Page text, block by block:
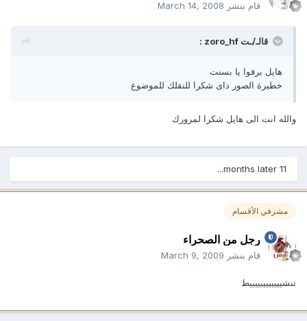
قام بنشر March 14, 2008
قالـ/ـت zoro_hf :
هايل برفوا يا بسنت
خطيرة الصور داى شكرا للنقلك للموضوع
والله انت الى هايل شكرا لمرورك
11 months later...
مشرفي الأقسام
رجل من الصحراء
قام بنشر March 9, 2009
تنشييييييييييييط